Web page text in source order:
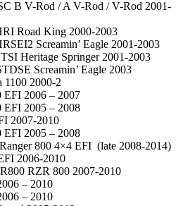
B V-Rod / A V-Rod / V-Rod 2001-
Road King 2000-2003
Screamin’ Eagle 2001-2003
Heritage Springer 2001-2003
Screamin’ Eagle 2003
2000-2
EFI 2006 – 2007
EFI 2005 – 2008
2007-2010
EFI 2005 – 2008
800 4×4 EFI (late 2008-2014)
2006-2010
RZR 800 2007-2010
– 2010
– 2010